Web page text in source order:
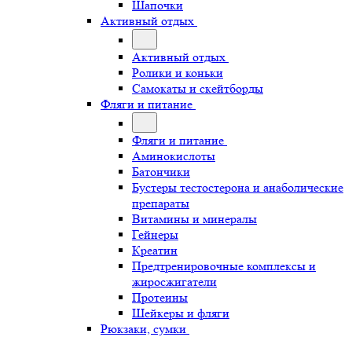
Шапочки
Активный отдых
Активный отдых
Ролики и коньки
Самокаты и скейтборды
Фляги и питание
Фляги и питание
Аминокислоты
Батончики
Бустеры тестостерона и анаболические
препараты
Витамины и минералы
Гейнеры
Креатин
Предтренировочные комплексы и
жиросжигатели
Протеины
Шейкеры и фляги
Рюкзаки, сумки